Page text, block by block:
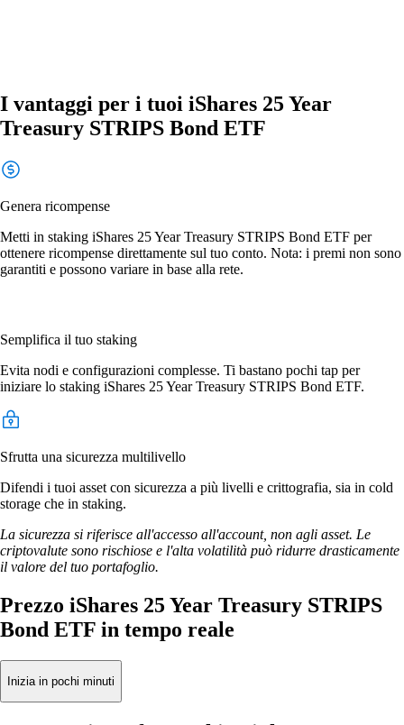
I vantaggi per i tuoi iShares 25 Year
Treasury STRIPS Bond ETF
Genera ricompense
Metti in staking iShares 25 Year Treasury STRIPS Bond ETF per
ottenere ricompense direttamente sul tuo conto. Nota: i premi non sono
garantiti e possono variare in base alla rete.
Semplifica il tuo staking
Evita nodi e configurazioni complesse. Ti bastano pochi tap per
iniziare lo staking iShares 25 Year Treasury STRIPS Bond ETF.
Sfrutta una sicurezza multilivello
Difendi i tuoi asset con sicurezza a più livelli e crittografia, sia in cold
storage che in staking.
La sicurezza si riferisce all'accesso all'account, non agli asset. Le
criptovalute sono rischiose e l'alta volatilità può ridurre drasticamente
il valore del tuo portafoglio.
Prezzo iShares 25 Year Treasury STRIPS
Bond ETF in tempo reale
Inizia in pochi minuti